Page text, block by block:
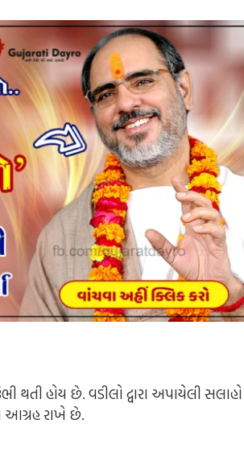
થતી હોય છે. વડીલો દ્વારા અપાયેલી સલાહો
આગ્રહ રાખે છે.